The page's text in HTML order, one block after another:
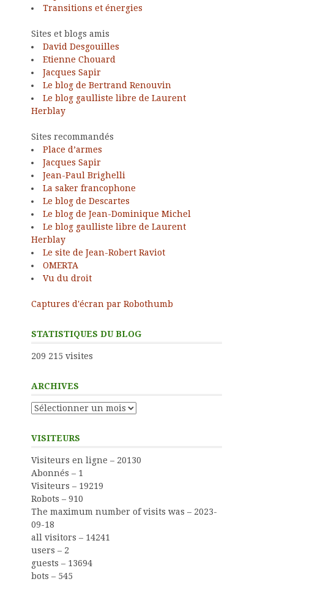
Transitions et énergies
Sites et blogs amis
David Desgouilles
Etienne Chouard
Jacques Sapir
Le blog de Bertrand Renouvin
Le blog gaulliste libre de Laurent
Herblay
Sites recommandés
Place d’armes
Jacques Sapir
Jean-Paul Brighelli
La saker francophone
Le blog de Descartes
Le blog de Jean-Dominique Michel
Le blog gaulliste libre de Laurent
Herblay
Le site de Jean-Robert Raviot
OMERTA
Vu du droit
Captures d'écran par Robothumb
STATISTIQUES DU BLOG
209 215 visites
ARCHIVES
Archives
VISITEURS
Visiteurs en ligne – 20130
Abonnés – 1
Visiteurs – 19219
Robots – 910
The maximum number of visits was – 2023-
09-18
all visitors – 14241
users – 2
guests – 13694
bots – 545